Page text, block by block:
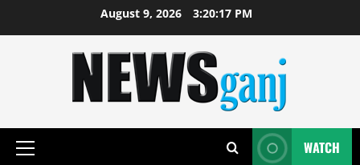
August 9, 2026 3:20:18 PM
Primary
WATCH